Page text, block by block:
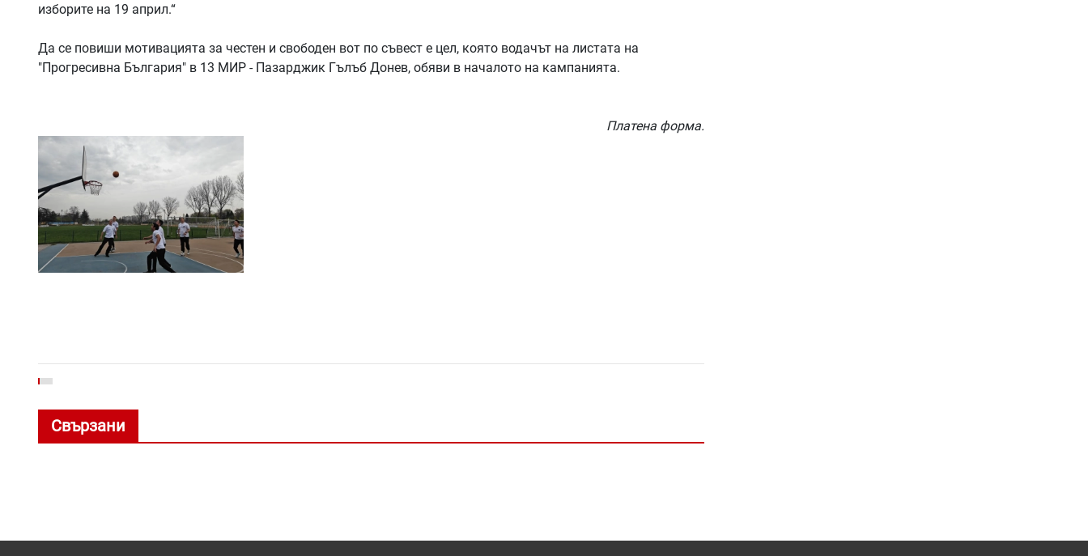
изборите на 19 април.“
Да се повиши мотивацията за честен и свободен вот по съвест е цел, която водачът на листата на
"Прогресивна България" в 13 МИР - Пазарджик Гълъб Донев, обяви в началото на кампанията.
Платена форма.
Свързани